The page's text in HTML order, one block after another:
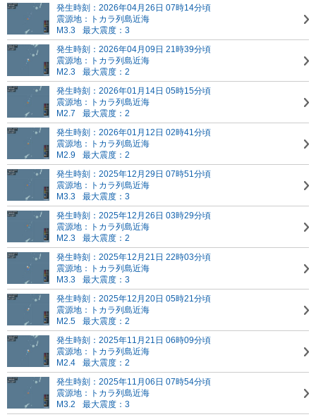
発生時刻：2026年04月26日 07時14分頃
震源地：トカラ列島近海
M3.3
最大震度：3
発生時刻：2026年04月09日 21時39分頃
震源地：トカラ列島近海
M2.3
最大震度：2
発生時刻：2026年01月14日 05時15分頃
震源地：トカラ列島近海
M2.7
最大震度：2
発生時刻：2026年01月12日 02時41分頃
震源地：トカラ列島近海
M2.9
最大震度：2
発生時刻：2025年12月29日 07時51分頃
震源地：トカラ列島近海
M3.3
最大震度：3
発生時刻：2025年12月26日 03時29分頃
震源地：トカラ列島近海
M2.3
最大震度：2
発生時刻：2025年12月21日 22時03分頃
震源地：トカラ列島近海
M3.3
最大震度：3
発生時刻：2025年12月20日 05時21分頃
震源地：トカラ列島近海
M2.5
最大震度：2
発生時刻：2025年11月21日 06時09分頃
震源地：トカラ列島近海
M2.4
最大震度：2
発生時刻：2025年11月06日 07時54分頃
震源地：トカラ列島近海
M3.2
最大震度：3